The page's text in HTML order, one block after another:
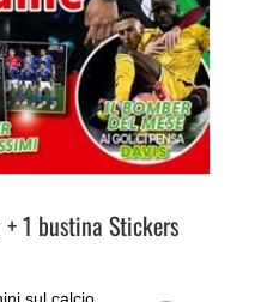
1 bustina Stickers
sul calcio